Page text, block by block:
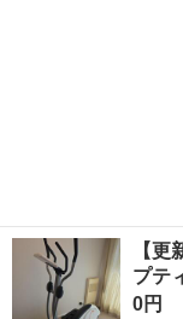
【更
プテ
0円